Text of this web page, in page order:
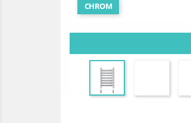
CHROM